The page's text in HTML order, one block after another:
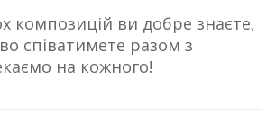
композицій ви добре знаєте,
співатимете разом з
на кожного!